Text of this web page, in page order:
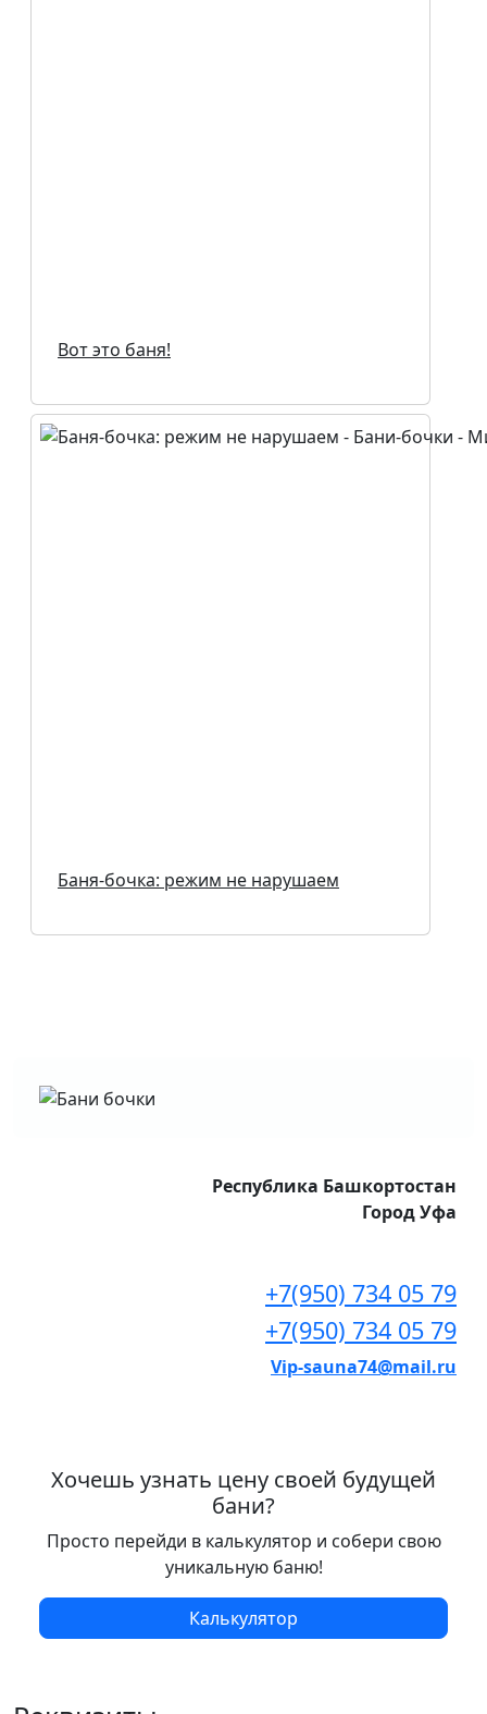
Вот это баня!
Баня-бочка: режим не нарушаем
Республика Башкортостан
Город Уфа
+7(950) 734 05 79
+7(950) 734 05 79
Vip-sauna74@mail.ru
Хочешь узнать цену своей будущей
бани?
Просто перейди в калькулятор и собери свою
уникальную баню!
Калькулятор